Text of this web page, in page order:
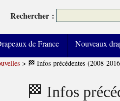
Rechercher :
de France Nouveaux
> 🏁 Infos précédentes (2008-
🏁 Infos